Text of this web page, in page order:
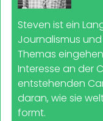
Steven ist ein
Journalismus
Themas
Interesse an der
entstehenden
daran, wie sie
formt.